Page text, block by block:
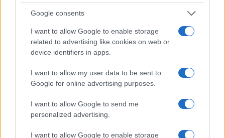
Google consents
I want to allow Google to enable storage
related to advertising like cookies on web or
device identifiers in apps.
I want to allow my user data to be sent to
Google for online advertising purposes.
I want to allow Google to send me
personalized advertising.
I want to allow Google to enable storage
mondo per una notte
Giorgia Meloni a La Maddalena, la vicesindaco:
“Orgoglio e discrezione per visita privata̶…
Incendio nella notte a Olbia, a fuoco due furgoni